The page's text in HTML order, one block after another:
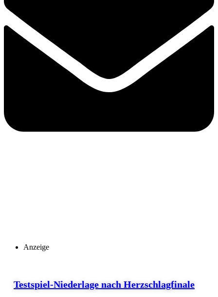
Anzeige
Testspiel-Niederlage nach Herzschlagfinale